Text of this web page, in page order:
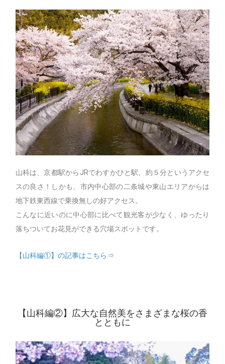
山科は、京都駅からJRでわすかひと駅、約５分というアクセ
スの良さ！しかも、市内中心部の二条城や東山エリアからは
地下鉄東西線で乗換無しの好アクセス。
こんなに近いのに中心部に比べて観光客が少なく、ゆったり
落ちついてお花見ができる穴場スポットです。
【山科編①】の記事はこちら⇒
【山科編②】広大な自然美をさまざまな桜の香
とともに